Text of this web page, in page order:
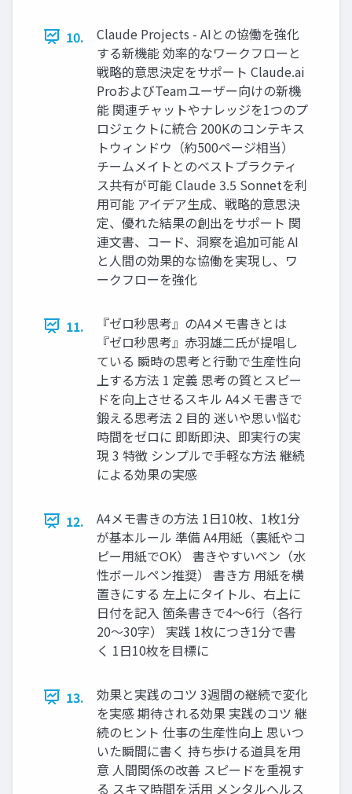
10.
Claude Projects - AIとの協働を強化
する新機能 効率的なワークフローと
戦略的意思決定をサポート Claude.ai
ProおよびTeamユーザー向けの新機
能 関連チャットやナレッジを1つのプ
ロジェクトに統合 200Kのコンテキス
トウィンドウ（約500ページ相当）
チームメイトとのベストプラクティ
ス共有が可能 Claude 3.5 Sonnetを利
用可能 アイデア生成、戦略的意思決
定、優れた結果の創出をサポート 関
連文書、コード、洞察を追加可能 AI
と人間の効果的な協働を実現し、ワ
ークフローを強化
11.
『ゼロ秒思考』のA4メモ書きとは
『ゼロ秒思考』赤羽雄二氏が提唱し
ている 瞬時の思考と行動で生産性向
上する方法 1 定義 思考の質とスピー
ドを向上させるスキル A4メモ書きで
鍛える思考法 2 目的 迷いや思い悩む
時間をゼロに 即断即決、即実行の実
現 3 特徴 シンプルで手軽な方法 継続
による効果の実感
12.
A4メモ書きの方法 1日10枚、1枚1分
が基本ルール 準備 A4用紙（裏紙やコ
ピー用紙でOK） 書きやすいペン（水
性ボールペン推奨） 書き方 用紙を横
置きにする 左上にタイトル、右上に
日付を記入 箇条書きで4〜6行（各行
20〜30字） 実践 1枚につき1分で書
く 1日10枚を目標に
13.
効果と実践のコツ 3週間の継続で変化
を実感 期待される効果 実践のコツ 継
続のヒント 仕事の生産性向上 思いつ
いた瞬間に書く 持ち歩ける道具を用
意 人間関係の改善 スピードを重視す
る スキマ時間を活用 メンタルヘルス